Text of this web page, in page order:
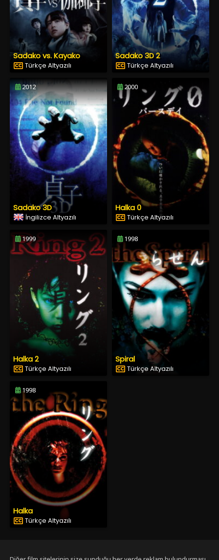
Sadako vs. Kayako
Türkçe Altyazılı
Sadako 3D 2
Türkçe Altyazılı
2012
Sadako 3D
İngilizce Altyazılı
2000
Halka 0
Türkçe Altyazılı
1999
Halka 2
Türkçe Altyazılı
1998
Spiral
Türkçe Altyazılı
1998
Halka
Türkçe Altyazılı